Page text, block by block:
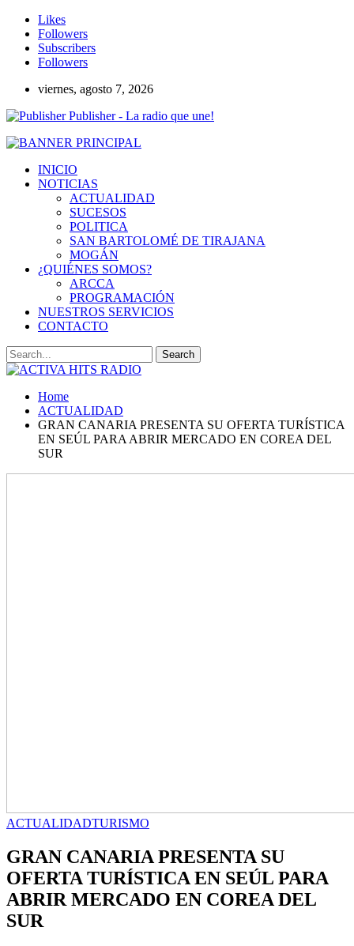
Likes
Followers
Subscribers
Followers
viernes, agosto 7, 2026
Publisher - La radio que une!
INICIO
NOTICIAS
ACTUALIDAD
SUCESOS
POLITICA
SAN BARTOLOMÉ DE TIRAJANA
MOGÁN
¿QUIÉNES SOMOS?
ARCCA
PROGRAMACIÓN
NUESTROS SERVICIOS
CONTACTO
Home
ACTUALIDAD
GRAN CANARIA PRESENTA SU OFERTA TURÍSTICA
EN SEÚL PARA ABRIR MERCADO EN COREA DEL
SUR
ACTUALIDADTURISMO
GRAN CANARIA PRESENTA SU
OFERTA TURÍSTICA EN SEÚL PARA
ABRIR MERCADO EN COREA DEL
SUR